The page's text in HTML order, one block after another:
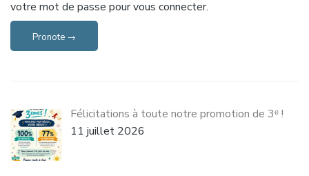
votre mot de passe pour vous connecter.
Pronote →
Félicitations à toute notre promotion de 3ᵉ !
11 juillet 2026